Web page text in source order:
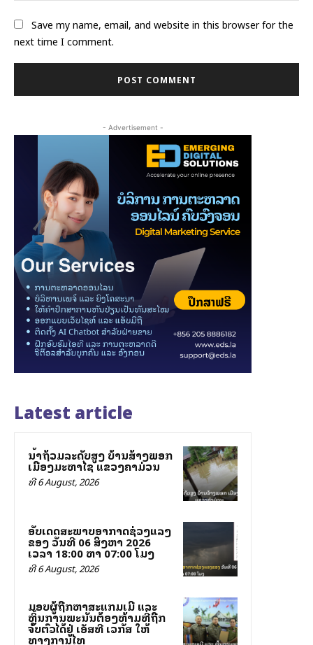
Save my name, email, and website in this browser for the
next time I comment.
- Advertisement -
Latest article
ນ້ຳຖ້ວມລະດັບສູງ ບ້ານສ້າງພອກ
ເມືອງມະຫາໄຊ ແຂວງຄຳມ່ວນ
ທີ 6 August, 2026
ອັບເດດສະພາບອາກາດຊ່ວງແລງ
ຂອງ ວັນທີ 06 ສິງຫາ 2026
ເວລາ 18:00 ຫາ 07:00 ໂມງ
ທີ 6 August, 2026
ມອບຜູ້ຖືກຫາສະແກມເມີ ແລະ
ຫຼິ້ນການພະນັນຕ້ອງຫ້າມທີ່ຖືກ
ຈັບຕົວໄດ້ຢູ່ ເອັສທີ ເວກັສ ໃຫ້
ທາງການໄທ